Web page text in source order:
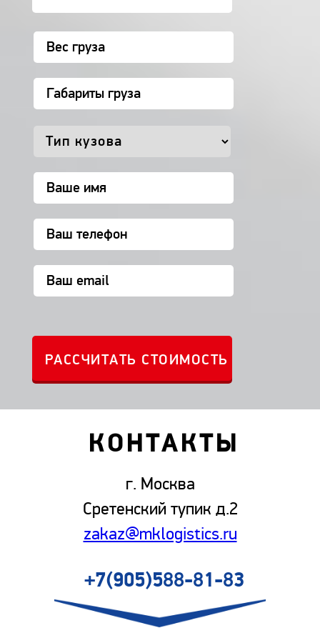
КОНТАКТЫ
г. Москва
Сретенский тупик д.2
zakaz@mklogistics.ru
+7(905)588-81-83